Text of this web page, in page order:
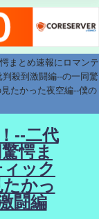
まとめ速報にロマンテ
殺到激闘編--の一同驚
たかった夜空編--僕の
--二代
愕ま
ック
かっ
闘編